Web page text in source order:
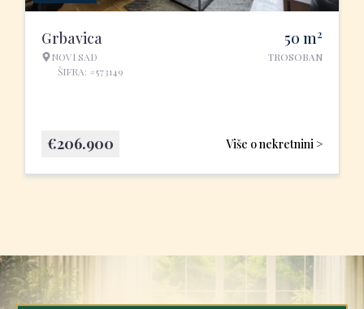
Grbavica
NOVI SAD
ŠIFRA: #573149
50 m2
TROSOBAN
Više o nekretnini >
€206.900